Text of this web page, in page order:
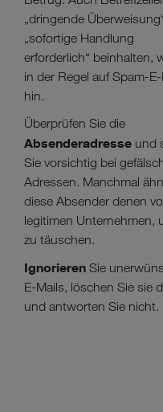
„dringende
„sofortige Handlung
erforderlich“ beinhalten,
in der Regel auf Spam-
hin.
Überprüfen Sie die
Absenderadresse und
Sie vorsichtig bei
Adressen. Manchmal
diese Absender denen
legitimen Unternehmen,
zu täuschen.
Ignorieren Sie
E-Mails, löschen Sie sie
und antworten Sie nicht.